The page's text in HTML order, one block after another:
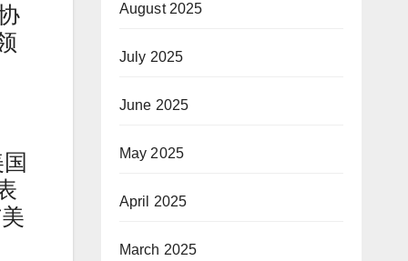
August 2025
July 2025
June 2025
May 2025
April 2025
March 2025